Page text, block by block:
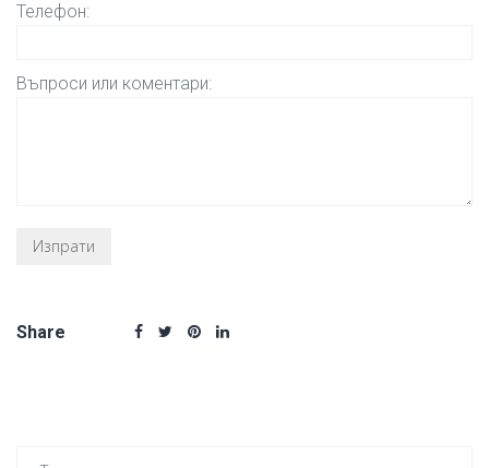
Телефон:
Въпроси или коментари:
Share